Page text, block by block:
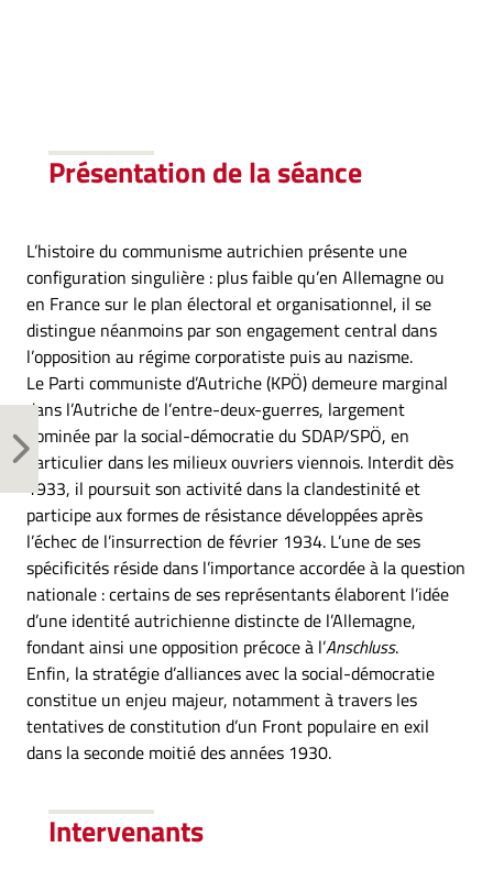
Présentation de la séance
L’histoire du communisme autrichien présente une
configuration singulière : plus faible qu’en Allemagne ou
en France sur le plan électoral et organisationnel, il se
distingue néanmoins par son engagement central dans
l’opposition au régime corporatiste puis au nazisme.
Le Parti communiste d’Autriche (KPÖ) demeure marginal
dans l’Autriche de l’entre-deux-guerres, largement
dominée par la social-démocratie du SDAP/SPÖ, en
particulier dans les milieux ouvriers viennois. Interdit dès
1933, il poursuit son activité dans la clandestinité et
participe aux formes de résistance développées après
l’échec de l’insurrection de février 1934. L’une de ses
spécificités réside dans l’importance accordée à la question
nationale : certains de ses représentants élaborent l’idée
d’une identité autrichienne distincte de l’Allemagne,
fondant ainsi une opposition précoce à l’Anschluss.
Enfin, la stratégie d’alliances avec la social-démocratie
constitue un enjeu majeur, notamment à travers les
tentatives de constitution d’un Front populaire en exil
dans la seconde moitié des années 1930.
Intervenants